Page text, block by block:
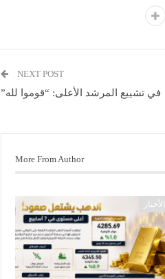
NEXT POST
في تشييع المرشد الأعلى: “قوموا لله”
More From Author
الأخبار